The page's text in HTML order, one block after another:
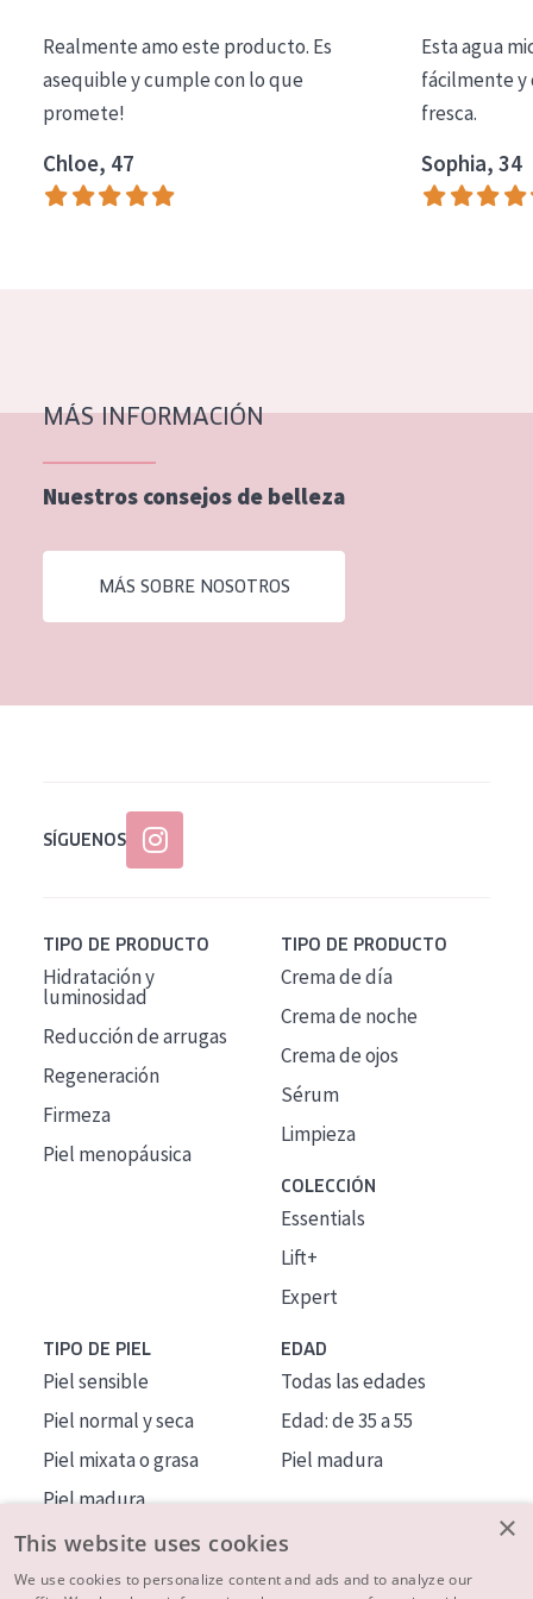
Essentials
Lift+
Expert
Piel madura
Piel menopáusica
EDAD
Realmente amo este producto. Es
asequible y cumple con lo que
promete!
Chloe, 47
Esta agua
fácilmente y
fresca.
Sophia, 34
MÁS INFORMACIÓN
Nuestros consejos de belleza
MÁS SOBRE NOSOTROS
SÍGUENOS
TIPO DE PRODUCTO
Hidratación y
luminosidad
Reducción de arrugas
Regeneración
Firmeza
Piel menopáusica
TIPO DE PRODUCTO
Crema de día
Crema de noche
Crema de ojos
Sérum
Limpieza
COLECCIÓN
Essentials
Lift+
Expert
TIPO DE PIEL
Piel sensible
Piel normal y seca
Piel mixata o grasa
Piel madura
Piel expuesta al sol
Piel menopáusica
EDAD
Todas las edades
Edad: de 35 a 55
Piel madura
×
This website uses cookies
We use cookies to personalize content and ads and to analyze our